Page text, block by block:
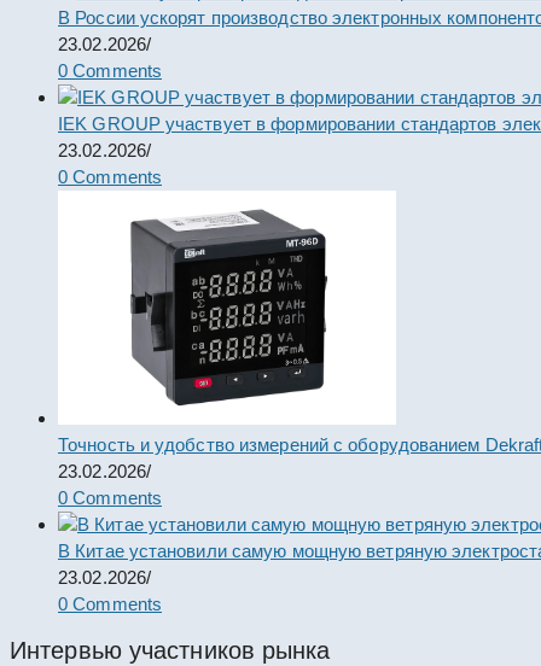
В России ускорят производство электронных
23.02.2026/
0 Comments
IEK GROUP участвует в формировании стандартов
23.02.2026/
0 Comments
Точность и удобство измерений с оборудованием
23.02.2026/
0 Comments
В Китае установили самую мощную ветряную
23.02.2026/
0 Comments
Интервью участников рынка